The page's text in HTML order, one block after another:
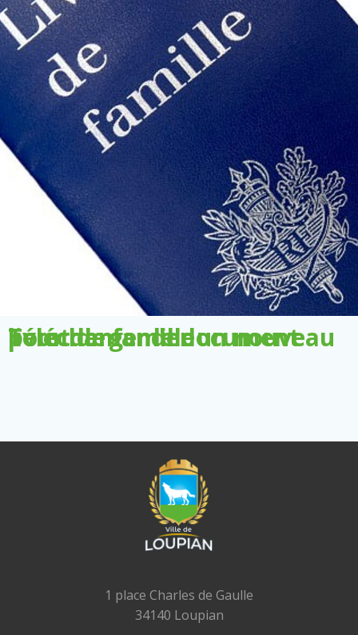
Télécharger le document pour demander un nouveau livret de famille
1 place Charles de Gaulle
34140 Loupian